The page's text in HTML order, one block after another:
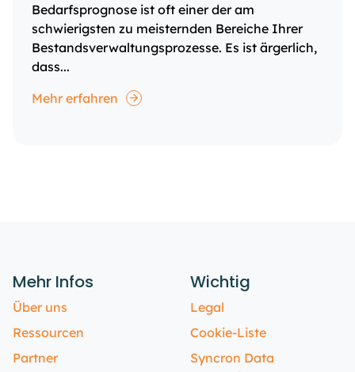
Bedarfsprognose ist oft einer der am
schwierigsten zu meisternden Bereiche Ihrer
Bestandsverwaltungsprozesse. Es ist ärgerlich,
dass...
Mehr erfahren
Mehr Infos
Über uns
Ressourcen
Partner
Wichtig
Legal
Cookie-Liste
Syncron Data